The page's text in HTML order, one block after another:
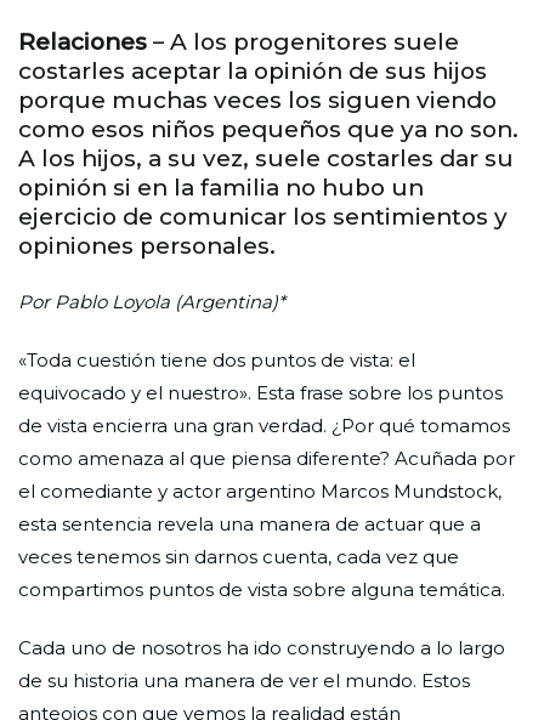
Relaciones – A los progenitores suele
costarles aceptar la opinión de sus hijos
porque muchas veces los siguen viendo
como esos niños pequeños que ya no son.
A los hijos, a su vez, suele costarles dar su
opinión si en la familia no hubo un
ejercicio de comunicar los sentimientos y
opiniones personales.
Por Pablo Loyola (Argentina)*
«Toda cuestión tiene dos puntos de vista: el
equivocado y el nuestro». Esta frase sobre los puntos
de vista encierra una gran verdad. ¿Por qué tomamos
como amenaza al que piensa diferente? Acuñada por
el comediante y actor argentino Marcos Mundstock,
esta sentencia revela una manera de actuar que a
veces tenemos sin darnos cuenta, cada vez que
compartimos puntos de vista sobre alguna temática.
Cada uno de nosotros ha ido construyendo a lo largo
de su historia una manera de ver el mundo. Estos
anteojos con que vemos la realidad están